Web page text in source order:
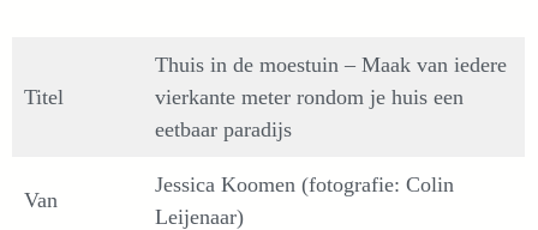
Titel
Thuis in de moestuin – Maak van iedere
vierkante meter rondom je huis een
eetbaar paradijs
Van
Jessica Koomen (fotografie: Colin
Leijenaar)